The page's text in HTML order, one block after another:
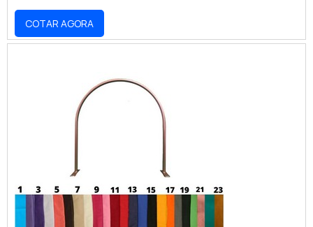
a todos os estilos e ocasiões. Nossos
produtos são fabricados com materiais de
alta qualidade e resistência, garantindo
oportunidade de encontrar o manequim ideal
para você e aproveite nossos preços
acessíveis.
COTAR AGORA